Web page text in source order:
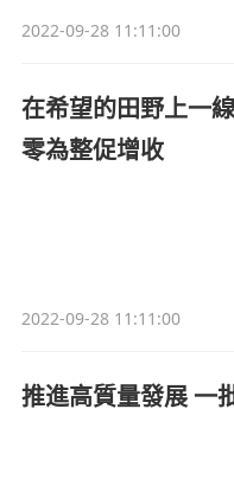
2022-09-28 11:11:00
在希望的田野上一
零為整促增收
2022-09-28 11:11:00
推進高質量發展 一